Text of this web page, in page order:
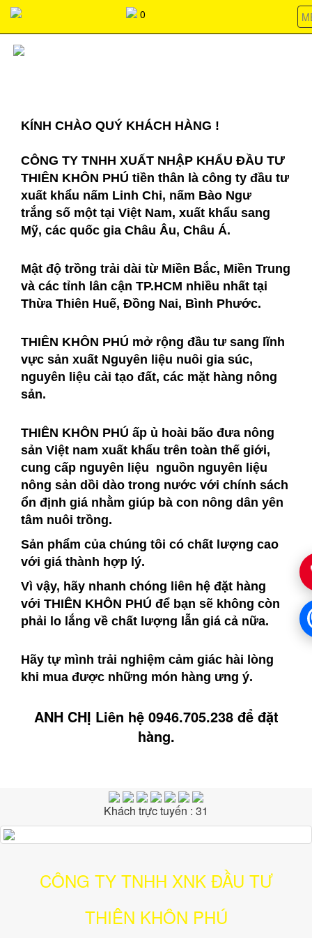
0
KÍNH CHÀO QUÝ KHÁCH HÀNG !
CÔNG TY TNHH XUẤT NHẬP KHẨU ĐẦU TƯ
THIÊN KHÔN PHÚ tiền thân là công ty đầu tư
xuất khẩu nấm Linh Chi, nấm Bào Ngư
trắng số một tại Việt Nam, xuất khẩu sang
Mỹ, các quốc gia Châu Âu, Châu Á.
Mật độ trồng trải dài từ Miền Bắc, Miền Trung
và các tỉnh lân cận TP.HCM nhiều nhất tại
Thừa Thiên Huế, Đồng Nai, Bình Phước.
THIÊN KHÔN PHÚ mở rộng đầu tư sang lĩnh
vực sản xuất Nguyên liệu nuôi gia súc,
nguyên liệu cải tạo đất, các mặt hàng nông
sản.
THIÊN KHÔN PHÚ ấp ủ hoài bão đưa nông
sản Việt nam xuất khẩu trên toàn thế giới,
cung cấp nguyên liệu nguồn nguyên liệu
nông sản dồi dào trong nước với chính sách
ổn định giá nhằm giúp bà con nông dân yên
tâm nuôi trồng.
Sản phẩm của chúng tôi có chất lượng cao
với giá thành hợp lý.
Vì vậy, hãy nhanh chóng liên hệ đặt hàng
với THIÊN KHÔN PHÚ để bạn sẽ không còn
phải lo lắng về chất lượng lẫn giá cả nữa.
Hãy tự mình trải nghiệm cảm giác hài lòng
khi mua được những món hàng ưng ý.
ANH CHỊ Liên hệ 0946.705.238để đặt
hàng.
Khách trực tuyến : 31
CÔNG TY TNHH XNK ĐẦU TƯ
THIÊN KHÔN PHÚ